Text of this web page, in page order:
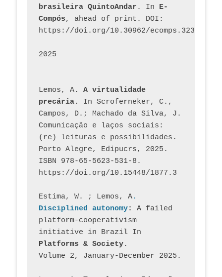
brasileira QuintoAndar . In E-
Compós, ahead of print. DOI:
https://doi.org/10.30962/ecomps.3231
2025
Lemos, A. A virtualidade
precária. In Scroferneker, C.,
Campos, D.; Machado da Silva, J.
Comunicação e laços sociais:
(re) leituras e possibilidades.
Porto Alegre, Edipucrs, 2025.
ISBN 978-65-5623-531-8.
https://doi.org/10.15448/1877.3
Estima, W. ; Lemos, A.
Disciplined autonomy: A failed
platform-cooperativism
initiative in Brazil In
Platforms & Society.
Volume 2, January-December 2025.